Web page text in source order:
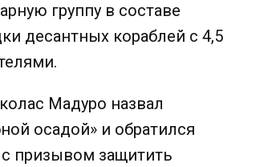
группу в составе
десантных кораблей с 4,5
Мадуро назвал
осадой» и обратился
призывом защитить